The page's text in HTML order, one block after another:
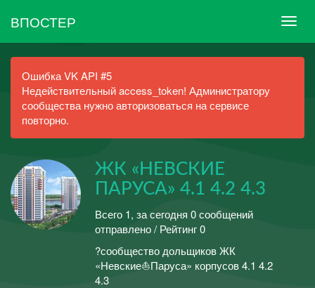
ВПОСТЕР
Ошибка VK API #5
Недействительный access_token! Администратору
сообщества нужно авторизоваться на сервисе
повторно.
ЖК «НЕВСКИЕ
ПАРУСА» 4.1 4.2 4.3
Всего 1, за сегодня 0 сообщений
отправлено / Рейтинг 0
?сообщество дольщиков ЖК
«Невские⛵️Паруса» корпусов 4.1 4.2
4.3